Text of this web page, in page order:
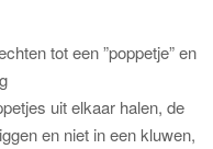
tot een ”poppetje” en
uit elkaar halen, de
en niet in een kluwen,